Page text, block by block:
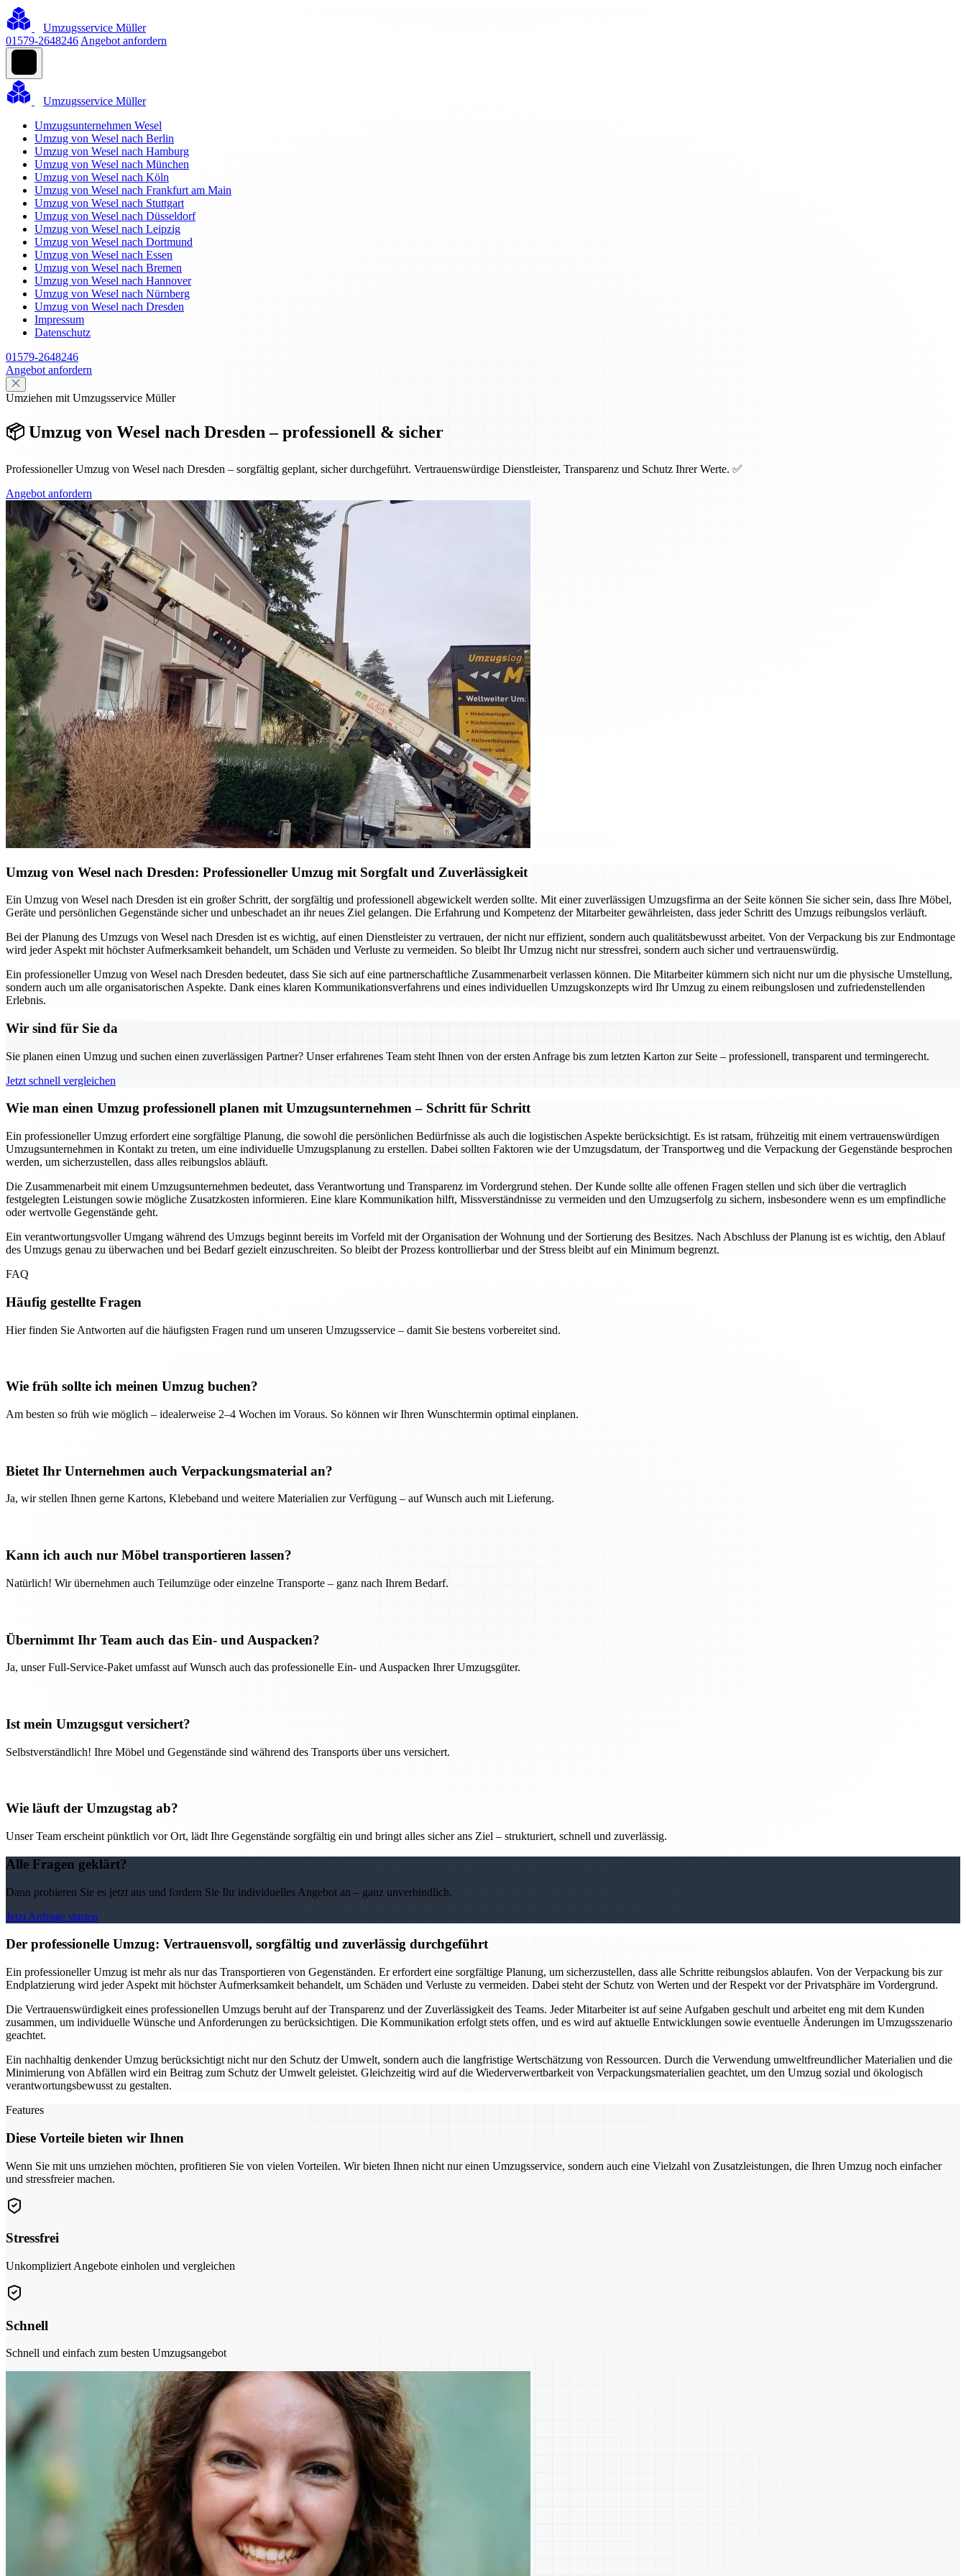
Umzugsservice Müller
01579-2648246 Angebot anfordern
Umzugsservice Müller
Umzugsunternehmen Wesel
Umzug von Wesel nach Berlin
Umzug von Wesel nach Hamburg
Umzug von Wesel nach München
Umzug von Wesel nach Köln
Umzug von Wesel nach Frankfurt am Main
Umzug von Wesel nach Stuttgart
Umzug von Wesel nach Düsseldorf
Umzug von Wesel nach Leipzig
Umzug von Wesel nach Dortmund
Umzug von Wesel nach Essen
Umzug von Wesel nach Bremen
Umzug von Wesel nach Hannover
Umzug von Wesel nach Nürnberg
Umzug von Wesel nach Dresden
Impressum
Datenschutz
01579-2648246
Angebot anfordern
Umziehen mit Umzugsservice Müller
📦 Umzug von Wesel nach Dresden – professionell & sicher
Professioneller Umzug von Wesel nach Dresden – sorgfältig geplant, sicher durchgeführt. Vertrauenswürdige Dienstleister, Transparenz und Schutz Ihrer Werte. ✅
Angebot anfordern
Umzug von Wesel nach Dresden: Professioneller Umzug mit Sorgfalt und Zuverlässigkeit
Ein Umzug von Wesel nach Dresden ist ein großer Schritt, der sorgfältig und professionell abgewickelt werden sollte. Mit einer zuverlässigen Umzugsfirma an der Seite können Sie sicher sein, dass Ihre Möbel,
Geräte und persönlichen Gegenstände sicher und unbeschadet an ihr neues Ziel gelangen. Die Erfahrung und Kompetenz der Mitarbeiter gewährleisten, dass jeder Schritt des Umzugs reibungslos verläuft.
Bei der Planung des Umzugs von Wesel nach Dresden ist es wichtig, auf einen Dienstleister zu vertrauen, der nicht nur effizient, sondern auch qualitätsbewusst arbeitet. Von der Verpackung bis zur Endmontage
wird jeder Aspekt mit höchster Aufmerksamkeit behandelt, um Schäden und Verluste zu vermeiden. So bleibt Ihr Umzug nicht nur stressfrei, sondern auch sicher und vertrauenswürdig.
Ein professioneller Umzug von Wesel nach Dresden bedeutet, dass Sie sich auf eine partnerschaftliche Zusammenarbeit verlassen können. Die Mitarbeiter kümmern sich nicht nur um die physische Umstellung,
sondern auch um alle organisatorischen Aspekte. Dank eines klaren Kommunikationsverfahrens und eines individuellen Umzugskonzepts wird Ihr Umzug zu einem reibungslosen und zufriedenstellenden
Erlebnis.
Wir sind für Sie da
Sie planen einen Umzug und suchen einen zuverlässigen Partner? Unser erfahrenes Team steht Ihnen von der ersten Anfrage bis zum letzten Karton zur Seite – professionell, transparent und termingerecht.
Jetzt schnell vergleichen
Wie man einen Umzug professionell planen mit Umzugsunternehmen – Schritt für Schritt
Ein professioneller Umzug erfordert eine sorgfältige Planung, die sowohl die persönlichen Bedürfnisse als auch die logistischen Aspekte berücksichtigt. Es ist ratsam, frühzeitig mit einem vertrauenswürdigen
Umzugsunternehmen in Kontakt zu treten, um eine individuelle Umzugsplanung zu erstellen. Dabei sollten Faktoren wie der Umzugsdatum, der Transportweg und die Verpackung der Gegenstände besprochen
werden, um sicherzustellen, dass alles reibungslos abläuft.
Die Zusammenarbeit mit einem Umzugsunternehmen bedeutet, dass Verantwortung und Transparenz im Vordergrund stehen. Der Kunde sollte alle offenen Fragen stellen und sich über die vertraglich
festgelegten Leistungen sowie mögliche Zusatzkosten informieren. Eine klare Kommunikation hilft, Missverständnisse zu vermeiden und den Umzugserfolg zu sichern, insbesondere wenn es um empfindliche
oder wertvolle Gegenstände geht.
Ein verantwortungsvoller Umgang während des Umzugs beginnt bereits im Vorfeld mit der Organisation der Wohnung und der Sortierung des Besitzes. Nach Abschluss der Planung ist es wichtig, den Ablauf
des Umzugs genau zu überwachen und bei Bedarf gezielt einzuschreiten. So bleibt der Prozess kontrollierbar und der Stress bleibt auf ein Minimum begrenzt.
FAQ
Häufig gestellte Fragen
Hier finden Sie Antworten auf die häufigsten Fragen rund um unseren Umzugsservice – damit Sie bestens vorbereitet sind.
Wie früh sollte ich meinen Umzug buchen?
Am besten so früh wie möglich – idealerweise 2–4 Wochen im Voraus. So können wir Ihren Wunschtermin optimal einplanen.
Bietet Ihr Unternehmen auch Verpackungsmaterial an?
Ja, wir stellen Ihnen gerne Kartons, Klebeband und weitere Materialien zur Verfügung – auf Wunsch auch mit Lieferung.
Kann ich auch nur Möbel transportieren lassen?
Natürlich! Wir übernehmen auch Teilumzüge oder einzelne Transporte – ganz nach Ihrem Bedarf.
Übernimmt Ihr Team auch das Ein- und Auspacken?
Ja, unser Full-Service-Paket umfasst auf Wunsch auch das professionelle Ein- und Auspacken Ihrer Umzugsgüter.
Ist mein Umzugsgut versichert?
Selbstverständlich! Ihre Möbel und Gegenstände sind während des Transports über uns versichert.
Wie läuft der Umzugstag ab?
Unser Team erscheint pünktlich vor Ort, lädt Ihre Gegenstände sorgfältig ein und bringt alles sicher ans Ziel – strukturiert, schnell und zuverlässig.
Alle Fragen geklärt?
Dann probieren Sie es jetzt aus und fordern Sie Ihr individuelles Angebot an – ganz unverbindlich.
Jetzt Anfrage starten
Der professionelle Umzug: Vertrauensvoll, sorgfältig und zuverlässig durchgeführt
Ein professioneller Umzug ist mehr als nur das Transportieren von Gegenständen. Er erfordert eine sorgfältige Planung, um sicherzustellen, dass alle Schritte reibungslos ablaufen. Von der Verpackung bis zur
Endplatzierung wird jeder Aspekt mit höchster Aufmerksamkeit behandelt, um Schäden und Verluste zu vermeiden. Dabei steht der Schutz von Werten und der Respekt vor der Privatsphäre im Vordergrund.
Die Vertrauenswürdigkeit eines professionellen Umzugs beruht auf der Transparenz und der Zuverlässigkeit des Teams. Jeder Mitarbeiter ist auf seine Aufgaben geschult und arbeitet eng mit dem Kunden
zusammen, um individuelle Wünsche und Anforderungen zu berücksichtigen. Die Kommunikation erfolgt stets offen, und es wird auf aktuelle Entwicklungen sowie eventuelle Änderungen im Umzugsszenario
geachtet.
Ein nachhaltig denkender Umzug berücksichtigt nicht nur den Schutz der Umwelt, sondern auch die langfristige Wertschätzung von Ressourcen. Durch die Verwendung umweltfreundlicher Materialien und die
Minimierung von Abfällen wird ein Beitrag zum Schutz der Umwelt geleistet. Gleichzeitig wird auf die Wiederverwertbarkeit von Verpackungsmaterialien geachtet, um den Umzug sozial und ökologisch
verantwortungsbewusst zu gestalten.
Features
Diese Vorteile bieten wir Ihnen
Wenn Sie mit uns umziehen möchten, profitieren Sie von vielen Vorteilen. Wir bieten Ihnen nicht nur einen Umzugsservice, sondern auch eine Vielzahl von Zusatzleistungen, die Ihren Umzug noch einfacher
und stressfreier machen.
Stressfrei
Unkompliziert Angebote einholen und vergleichen
Schnell
Schnell und einfach zum besten Umzugsangebot